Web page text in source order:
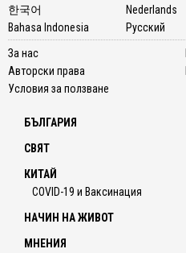
한국어
Bahasa Indonesia
Nederlands
Русский
За нас
Авторски права
Условия за ползване
БЪЛГАРИЯ
СВЯТ
КИТАЙ
COVID-19 и Ваксинация
НАЧИН НА ЖИВОТ
МНЕНИЯ